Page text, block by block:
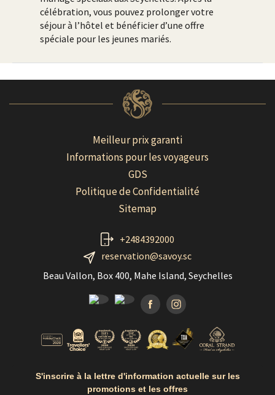
célébration, vous pouvez prolonger votre
séjour à l’hôtel et bénéficier d’une offre
spéciale pour les jeunes mariés.
Meilleur prix garanti
Informations pour les voyageurs
GDS
Politique de Confidentialité
Sitemap
+2484392000
reservation@savoy.sc
Beau Vallon, Box 400, Mahe Island, Seychelles
FacebookInstagramm
S'inscrire à la lettre d'information actuelle sur les
promotions et les offres